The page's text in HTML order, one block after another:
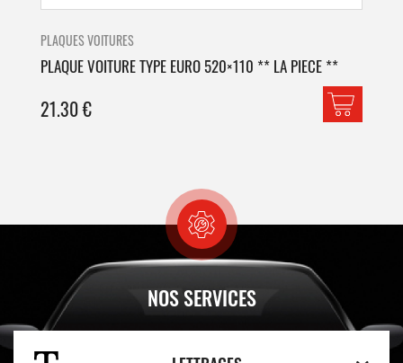
PLAQUES VOITURES
PLAQUE VOITURE TYPE EURO 520×110 ** LA PIECE **
21.30€
NOS SERVICES